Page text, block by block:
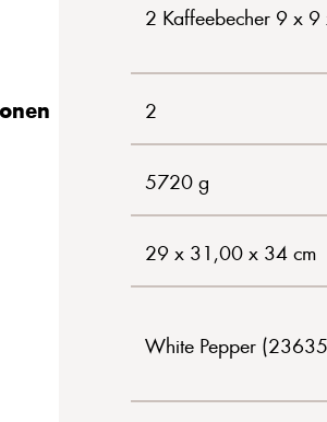
2 Kaffeebecher 9 x
2
5720 g
29 x 31,00 x 34 cm
White Pepper